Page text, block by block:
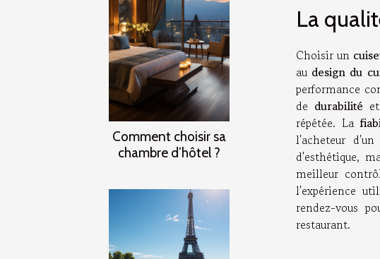
Comment choisir sa
chambre d’hôtel ?
La
Choisir un
au design du
performance
de durabilité
répétée. La
l'acheteur
d'esthétique,
meilleur
l'expérience
rendez-vous
restaurant.